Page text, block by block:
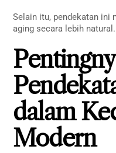
Selain itu, pendekatan ini
aging secara lebih natural.
dalam
Modern